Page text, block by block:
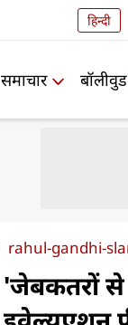
हिन्दी
समाचार बॉलीवुड
rahul-gandhi-
'जेबकतरों से